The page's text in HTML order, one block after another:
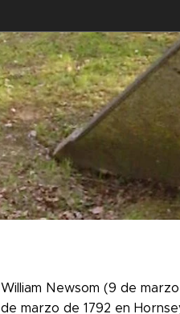
William Newsom (9 de
de marzo de 1792 en